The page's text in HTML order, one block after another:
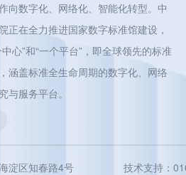
向数字化、网络化、智能化转型。中
正在全力推进国家数字标准馆建设，
心”和“一个平台”，即全球领先的标准
涵盖标准全生命周期的数字化、网络
与服务平台。
淀区知春路4号 技术支持：